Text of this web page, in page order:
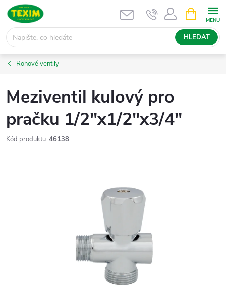
Přejít
obsah
HLEDAT
NÁKUPNÍ
KOŠÍK
Rohové ventily
Meziventil kulový pro
pračku 1/2"x1/2"x3/4"
Kód produktu: 46138